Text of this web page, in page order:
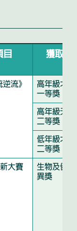
目 獲取獎
流》
高年級北斗
一等獎
高年級天宮
二等獎
低年級北斗
二等獎
大賽
生物及健
異獎